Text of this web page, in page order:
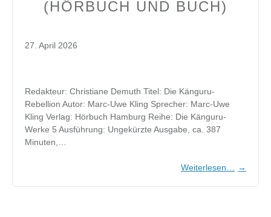
(HÖRBUCH UND BUCH)
27. April 2026
Redakteur: Christiane Demuth Titel: Die Känguru-
Rebellion Autor: Marc-Uwe Kling Sprecher: Marc-Uwe
Kling Verlag: Hörbuch Hamburg Reihe: Die Känguru-
Werke 5 Ausführung: Ungekürzte Ausgabe, ca. 387
Minuten,…
Weiterlesen… →